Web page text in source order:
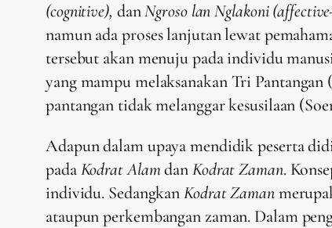
(cognitive), danNgroso lan Nglakoni
namun ada proses lanjutan lewat
tersebut akan menuju pada individu
yang mampu melaksanakan Tri
pantangan tidak melanggar kesusilaan
Adapun dalam upaya mendidik peserta
padaKodrat AlamdanKodrat Zaman.
individu. SedangkanKodrat Zaman
ataupun perkembangan zaman. Dalam